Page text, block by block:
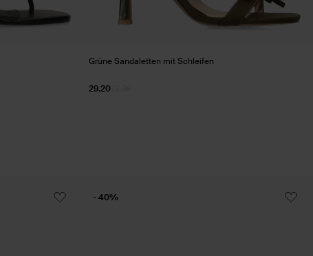
Grüne Sandaletten mit Schleifen
72.98
29.20
- 40%